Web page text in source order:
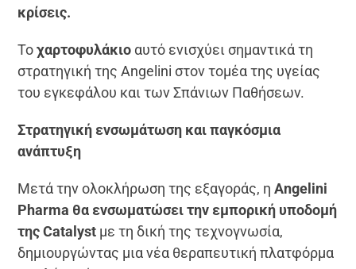
κρίσεις.
Τοχαρτοφυλάκιο αυτό ενισχύει σημαντικά τη
στρατηγική της Angelini στον τομέα της υγείας
του εγκεφάλου και των Σπάνιων Παθήσεων.
Στρατηγική ενσωμάτωση και παγκόσμια
ανάπτυξη
Μετά την ολοκλήρωση της εξαγοράς, ηAngelini
Pharma θα ενσωματώσει την εμπορική υποδομή
της Catalyst με τη δική της τεχνογνωσία,
δημιουργώντας μια νέα θεραπευτική πλατφόρμα